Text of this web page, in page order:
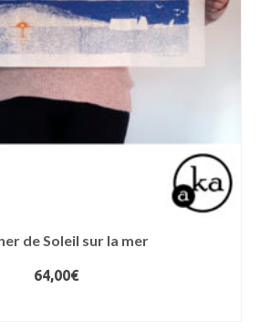
de Soleil sur la mer
64,00€